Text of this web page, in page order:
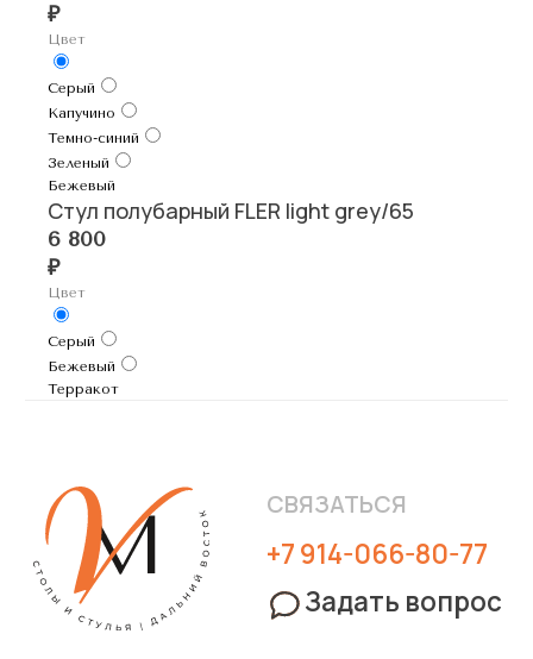
₽
Цвет
Серый
Капучино
Темно-синий
Зеленый
Бежевый
Стул полубарный FLER light grey/65
6 800
₽
Цвет
Серый
Бежевый
Терракот